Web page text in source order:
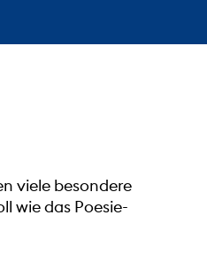
viele besondere
wie das Poesie-